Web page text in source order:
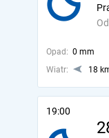
Opad: 0 mm
Wiatr:
18
19:00